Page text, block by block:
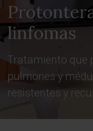
linfomas
Tratamiento que
pulmones y
resistentes y